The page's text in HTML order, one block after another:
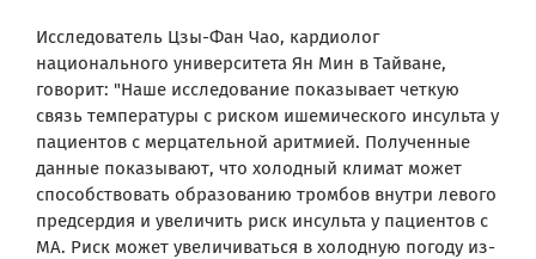
Исследователь Цзы-Фан Чао, кардиолог
национального университета Ян Мин в Тайване,
говорит: "Наше исследование показывает четкую
связь температуры с риском ишемического инсульта у
пациентов с мерцательной аритмией. Полученные
данные показывают, что холодный климат может
способствовать образованию тромбов внутри левого
предсердия и увеличить риск инсульта у пациентов с
МА. Риск может увеличиваться в холодную погоду из-